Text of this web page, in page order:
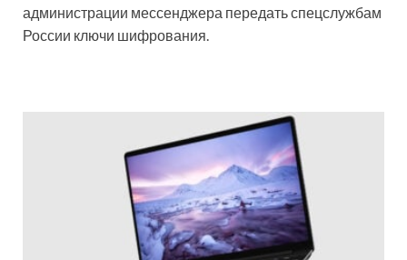
администрации мессенджера передать спецслужбам
России ключи шифрования.